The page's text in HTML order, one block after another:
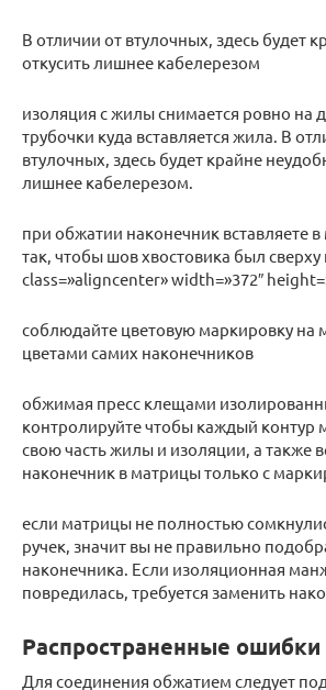
В отличии от втулочных, здесь будет
откусить лишнее кабелерезом
изоляция с жилы снимается ровно на
трубочки куда вставляется жила. В
втулочных, здесь будет крайне
лишнее кабелерезом.
при обжатии наконечник вставляете в
так, чтобы шов хвостовика был сверху
class=»aligncenter» width=»372″
соблюдайте цветовую маркировку на
цветами самих наконечников
обжимая пресс клещами
контролируйте чтобы каждый
свою часть жилы и изоляции, а также
наконечник в матрицы только с
если матрицы не полностью
ручек, значит вы не правильно
наконечника. Если изоляционная
повредилась, требуется заменить
Распространенные ошибки
Для соединения обжатием следует